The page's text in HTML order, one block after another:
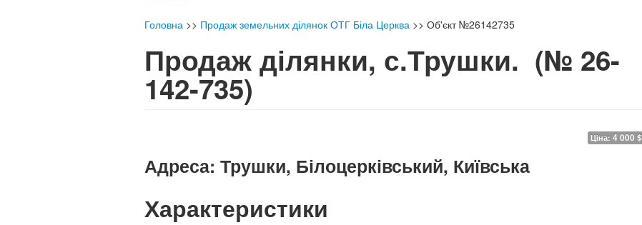
Головна >> Продаж земельних ділянок ОТГ Біла Церква >> Об'єкт №26142735
Продаж ділянки, с.Трушки. (№ 26-
142-735)
Ціна: 4 000 $
Адреса: Трушки, Білоцерківський, Київська
Характеристики